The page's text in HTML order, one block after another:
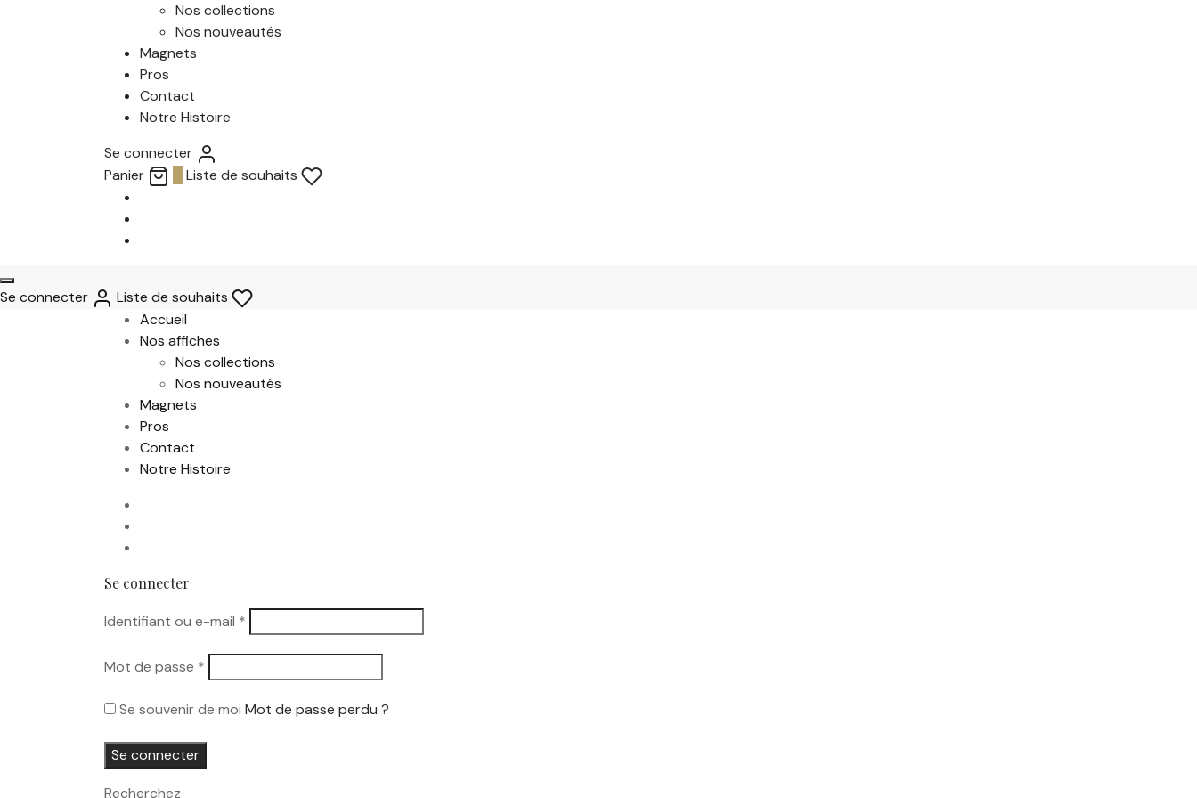
Nos collections
Nos nouveautés
Magnets
Pros
Contact
Notre Histoire
Se connecter
Panier
Liste de souhaits
Se connecter
Liste de souhaits
Accueil
Nos affiches
Nos collections
Nos nouveautés
Magnets
Pros
Contact
Notre Histoire
Se connecter
Identifiant ou e-mail *
Mot de passe *
Se souvenir de moi Mot de passe perdu ?
Se connecter
Recherchez